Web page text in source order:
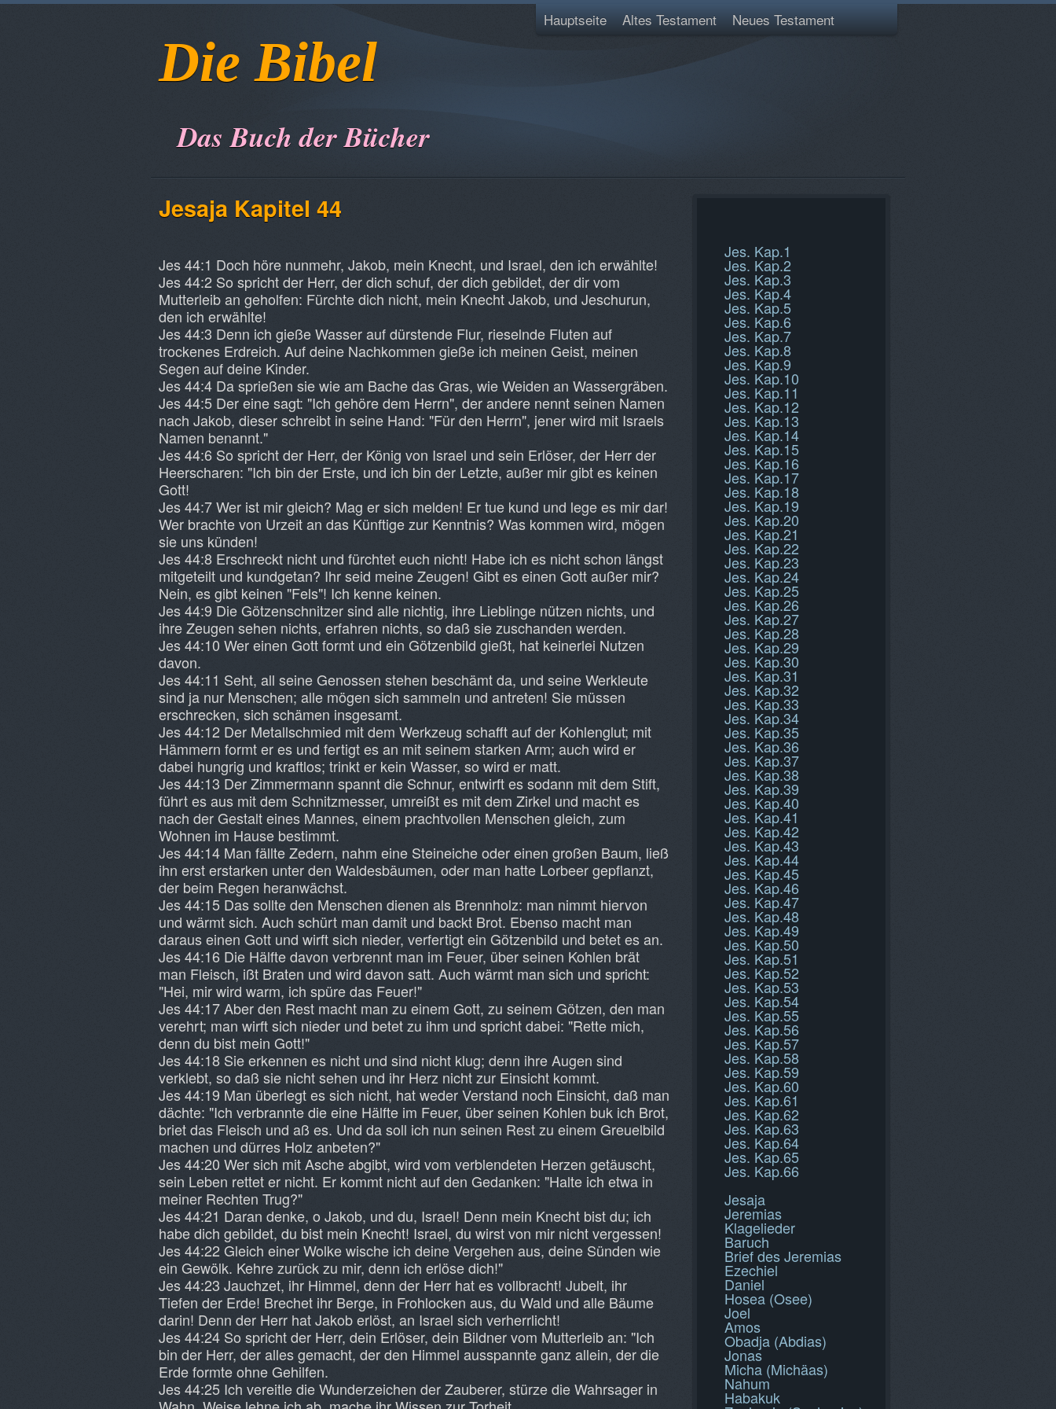
Die Bibel
Das Buch der Bücher
Hauptseite Altes Testament Neues Testament
Jesaja Kapitel 44
Jes 44:1 Doch höre nunmehr, Jakob, mein Knecht, und Israel, den ich erwählte!
Jes 44:2 So spricht der Herr, der dich schuf, der dich gebildet, der dir vom
Mutterleib an geholfen: Fürchte dich nicht, mein Knecht Jakob, und Jeschurun,
den ich erwählte!
Jes 44:3 Denn ich gieße Wasser auf dürstende Flur, rieselnde Fluten auf
trockenes Erdreich. Auf deine Nachkommen gieße ich meinen Geist, meinen
Segen auf deine Kinder.
Jes 44:4 Da sprießen sie wie am Bache das Gras, wie Weiden an Wassergräben.
Jes 44:5 Der eine sagt: "Ich gehöre dem Herrn", der andere nennt seinen Namen
nach Jakob, dieser schreibt in seine Hand: "Für den Herrn", jener wird mit Israels
Namen benannt."
Jes 44:6 So spricht der Herr, der König von Israel und sein Erlöser, der Herr der
Heerscharen: "Ich bin der Erste, und ich bin der Letzte, außer mir gibt es keinen
Gott!
Jes 44:7 Wer ist mir gleich? Mag er sich melden! Er tue kund und lege es mir dar!
Wer brachte von Urzeit an das Künftige zur Kenntnis? Was kommen wird, mögen
sie uns künden!
Jes 44:8 Erschreckt nicht und fürchtet euch nicht! Habe ich es nicht schon längst
mitgeteilt und kundgetan? Ihr seid meine Zeugen! Gibt es einen Gott außer mir?
Nein, es gibt keinen "Fels"! Ich kenne keinen.
Jes 44:9 Die Götzenschnitzer sind alle nichtig, ihre Lieblinge nützen nichts, und
ihre Zeugen sehen nichts, erfahren nichts, so daß sie zuschanden werden.
Jes 44:10 Wer einen Gott formt und ein Götzenbild gießt, hat keinerlei Nutzen
davon.
Jes 44:11 Seht, all seine Genossen stehen beschämt da, und seine Werkleute
sind ja nur Menschen; alle mögen sich sammeln und antreten! Sie müssen
erschrecken, sich schämen insgesamt.
Jes 44:12 Der Metallschmied mit dem Werkzeug schafft auf der Kohlenglut; mit
Hämmern formt er es und fertigt es an mit seinem starken Arm; auch wird er
dabei hungrig und kraftlos; trinkt er kein Wasser, so wird er matt.
Jes 44:13 Der Zimmermann spannt die Schnur, entwirft es sodann mit dem Stift,
führt es aus mit dem Schnitzmesser, umreißt es mit dem Zirkel und macht es
nach der Gestalt eines Mannes, einem prachtvollen Menschen gleich, zum
Wohnen im Hause bestimmt.
Jes 44:14 Man fällte Zedern, nahm eine Steineiche oder einen großen Baum, ließ
ihn erst erstarken unter den Waldesbäumen, oder man hatte Lorbeer gepflanzt,
der beim Regen heranwächst.
Jes 44:15 Das sollte den Menschen dienen als Brennholz: man nimmt hiervon
und wärmt sich. Auch schürt man damit und backt Brot. Ebenso macht man
daraus einen Gott und wirft sich nieder, verfertigt ein Götzenbild und betet es an.
Jes 44:16 Die Hälfte davon verbrennt man im Feuer, über seinen Kohlen brät
man Fleisch, ißt Braten und wird davon satt. Auch wärmt man sich und spricht:
"Hei, mir wird warm, ich spüre das Feuer!"
Jes 44:17 Aber den Rest macht man zu einem Gott, zu seinem Götzen, den man
verehrt; man wirft sich nieder und betet zu ihm und spricht dabei: "Rette mich,
denn du bist mein Gott!"
Jes 44:18 Sie erkennen es nicht und sind nicht klug; denn ihre Augen sind
verklebt, so daß sie nicht sehen und ihr Herz nicht zur Einsicht kommt.
Jes 44:19 Man überlegt es sich nicht, hat weder Verstand noch Einsicht, daß man
dächte: "Ich verbrannte die eine Hälfte im Feuer, über seinen Kohlen buk ich Brot,
briet das Fleisch und aß es. Und da soll ich nun seinen Rest zu einem Greuelbild
machen und dürres Holz anbeten?"
Jes 44:20 Wer sich mit Asche abgibt, wird vom verblendeten Herzen getäuscht,
sein Leben rettet er nicht. Er kommt nicht auf den Gedanken: "Halte ich etwa in
meiner Rechten Trug?"
Jes 44:21 Daran denke, o Jakob, und du, Israel! Denn mein Knecht bist du; ich
habe dich gebildet, du bist mein Knecht! Israel, du wirst von mir nicht vergessen!
Jes 44:22 Gleich einer Wolke wische ich deine Vergehen aus, deine Sünden wie
ein Gewölk. Kehre zurück zu mir, denn ich erlöse dich!"
Jes 44:23 Jauchzet, ihr Himmel, denn der Herr hat es vollbracht! Jubelt, ihr
Tiefen der Erde! Brechet ihr Berge, in Frohlocken aus, du Wald und alle Bäume
darin! Denn der Herr hat Jakob erlöst, an Israel sich verherrlicht!
Jes 44:24 So spricht der Herr, dein Erlöser, dein Bildner vom Mutterleib an: "Ich
bin der Herr, der alles gemacht, der den Himmel ausspannte ganz allein, der die
Erde formte ohne Gehilfen.
Jes 44:25 Ich vereitle die Wunderzeichen der Zauberer, stürze die Wahrsager in
Jes. Kap.1
Jes. Kap.2
Jes. Kap.3
Jes. Kap.4
Jes. Kap.5
Jes. Kap.6
Jes. Kap.7
Jes. Kap.8
Jes. Kap.9
Jes. Kap.10
Jes. Kap.11
Jes. Kap.12
Jes. Kap.13
Jes. Kap.14
Jes. Kap.15
Jes. Kap.16
Jes. Kap.17
Jes. Kap.18
Jes. Kap.19
Jes. Kap.20
Jes. Kap.21
Jes. Kap.22
Jes. Kap.23
Jes. Kap.24
Jes. Kap.25
Jes. Kap.26
Jes. Kap.27
Jes. Kap.28
Jes. Kap.29
Jes. Kap.30
Jes. Kap.31
Jes. Kap.32
Jes. Kap.33
Jes. Kap.34
Jes. Kap.35
Jes. Kap.36
Jes. Kap.37
Jes. Kap.38
Jes. Kap.39
Jes. Kap.40
Jes. Kap.41
Jes. Kap.42
Jes. Kap.43
Jes. Kap.44
Jes. Kap.45
Jes. Kap.46
Jes. Kap.47
Jes. Kap.48
Jes. Kap.49
Jes. Kap.50
Jes. Kap.51
Jes. Kap.52
Jes. Kap.53
Jes. Kap.54
Jes. Kap.55
Jes. Kap.56
Jes. Kap.57
Jes. Kap.58
Jes. Kap.59
Jes. Kap.60
Jes. Kap.61
Jes. Kap.62
Jes. Kap.63
Jes. Kap.64
Jes. Kap.65
Jes. Kap.66
Jesaja
Jeremias
Klagelieder
Baruch
Brief des Jeremias
Ezechiel
Daniel
Hosea (Osee)
Joel
Amos
Obadja (Abdias)
Jonas
Micha (Michäas)
Nahum
Habakuk